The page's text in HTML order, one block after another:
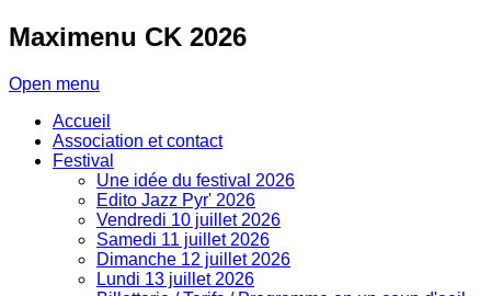
Maximenu CK 2026
Open menu
Accueil
Association et contact
Festival
Une idée du festival 2026
Edito Jazz Pyr' 2026
Vendredi 10 juillet 2026
Samedi 11 juillet 2026
Dimanche 12 juillet 2026
Lundi 13 juillet 2026